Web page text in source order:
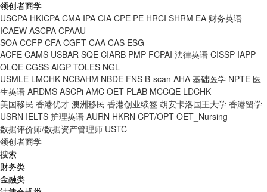
领创者商学
USCPA HKICPA CMA IPA CIA CPE PE HRCI SHRM EA 财务英语
ICAEW ASCPA CPAAU
SOA CCFP CFA CGFT CAA CAS ESG
ACFE CAMS USBAR SQE CIARB PMP FCPAI 法律英语 CISSP IAPP
OLQE CGSS AIGP TOLES NGL
USMLE LMCHK NCBAHM NBDE FNS B-scan AHA 基础医学 NPTE 医
生英语 ARDMS ASCPi AMC OET PLAB MCCQE LDCHK
美国移民 香港优才 澳洲移民 香港创业续签 胡安卡洛国王大学 香港留学
USRN IELTS 护理英语 AURN HKRN CPT/OPT OET_Nursing
数据评价师/数据资产管理师 USTC
领创者商学
搜索
财务类
金融类